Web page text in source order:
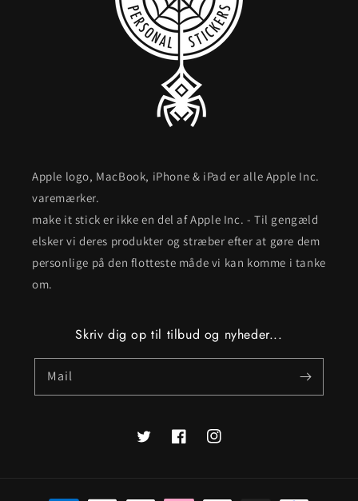
Apple logo, MacBook, iPhone & iPad er alle Apple Inc.
varemærker.
make it stick er ikke en del af Apple Inc. - Til gengæld
elsker vi deres produkter og stræber efter at gøre dem
personlige på den flotteste måde vi kan komme i tanke
om.
Skriv dig op til tilbud og nyheder...
Mail
TwitterFacebookInstagram